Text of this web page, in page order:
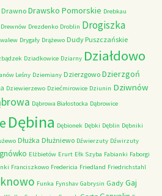
Drawno Drawsko Pomorskie Drebkau
Drewnów Drezdenko Droblin Drogiszka
Drygały Drążewo Dudy Puszczańskie
Dziadkowice Dziarny Działdowo
Leśny Dziemiany Dzierzgowo Dzierzgoń
Dziewierzewo Dziećmirowice Dziunin Dziwnów
Dąbrowa Białostocka Dąbrowice
Dębina Dębionek Dębki Dęblin Dębniki
Dłużka Dłużniewo Dźwierzuty Dźwirzuty
Elżbietów Erurt Ełk Szyba Fabianki Faborgi
Franciszkowo Fredericia Friedland Friedrichstahl
Funka Fynshav Gabrysin Gady Gaj